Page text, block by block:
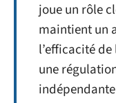
joue un rôle
maintient un
l’efficacité
une